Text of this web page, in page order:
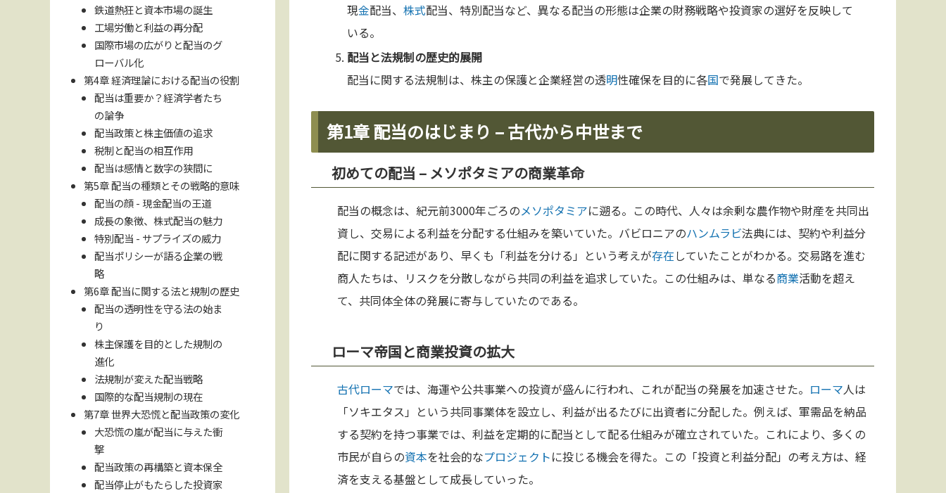
現金配当、株式配当、特別配当など、異なる配当の形態は企業の財務戦略や投資家の選好を反映して
いる。
配当と法規制の歴史的展開
配当に関する法規制は、株主の保護と企業経営の透明性確保を目的に各国で発展してきた。
第1章 配当のはじまり – 古代から中世まで
初めての配当 – メソポタミアの商業革命
配当の概念は、紀元前3000年ごろのメソポタミアに遡る。この時代、人々は余剰な農作物や財産を共同出
資し、交易による利益を分配する仕組みを築いていた。バビロニアのハンムラビ法典には、契約や利益分
配に関する記述があり、早くも「利益を分ける」という考えが存在していたことがわかる。交易路を進む
商人たちは、リスクを分散しながら共同の利益を追求していた。この仕組みは、単なる商業活動を超え
て、共同体全体の発展に寄与していたのである。
ローマ帝国と商業投資の拡大
古代ローマでは、海運や公共事業への投資が盛んに行われ、これが配当の発展を加速させた。 ローマ人は
「ソキエタス」という共同事業体を設立し、利益が出るたびに出資者に分配した。例えば、軍需品を納品
する契約を持つ事業では、利益を定期的に配当として配る仕組みが確立されていた。これにより、多くの
市民が自らの資本を社会的なプロジェクトに投じる機会を得た。この「投資と利益分配」の考え方は、経
済を支える基盤として成長していった。
鉄道熱狂と資本市場の誕生
工場労働と利益の再分配
国際市場の広がりと配当のグ
ローバル化
第4章 経済理論における配当の役割
配当は重要か？経済学者たち
の論争
配当政策と株主価値の追求
税制と配当の相互作用
配当は感情と数字の狭間に
第5章 配当の種類とその戦略的意味
配当の顔 - 現金配当の王道
成長の象徴、株式配当の魅力
特別配当 - サプライズの威力
配当ポリシーが語る企業の戦
略
第6章 配当に関する法と規制の歴史
配当の透明性を守る法の始ま
り
株主保護を目的とした規制の
進化
法規制が変えた配当戦略
国際的な配当規制の現在
第7章 世界大恐慌と配当政策の変化
大恐慌の嵐が配当に与えた衝
撃
配当政策の再構築と資本保全
配当停止がもたらした投資家